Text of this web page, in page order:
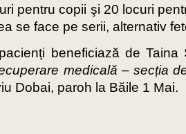
pentru copii şi 20 locuri
se face pe serii, alternativ
beneficiază de
medicală – secția
Dobai, paroh la Băile 1 Mai.